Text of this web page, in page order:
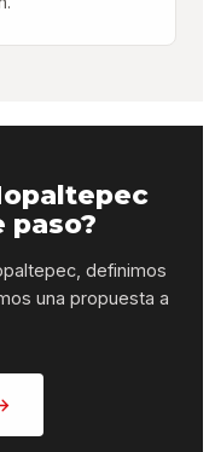
paso?
definimos
una propuesta a